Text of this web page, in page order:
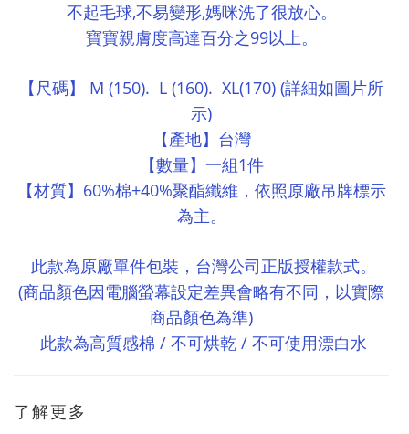
不起毛球,不易變形,媽咪洗了很放心。
寶寶親膚度高達百分之 99以上。
【尺碼】 M (150). L (160). XL(170) (詳細如圖片所
示)
【產地】台灣
【數量】一組 1件
【材質】 60%棉+40%聚酯纖維，依照原廠吊牌標示
為主。
此款為原廠單件包裝，台灣公司正版授權款式。
(商品顏色因電腦螢幕設定差異會略有不同，以實際
商品顏色為準)
此款為高質感棉 / 不可烘乾 / 不可使用漂白水
了解更多